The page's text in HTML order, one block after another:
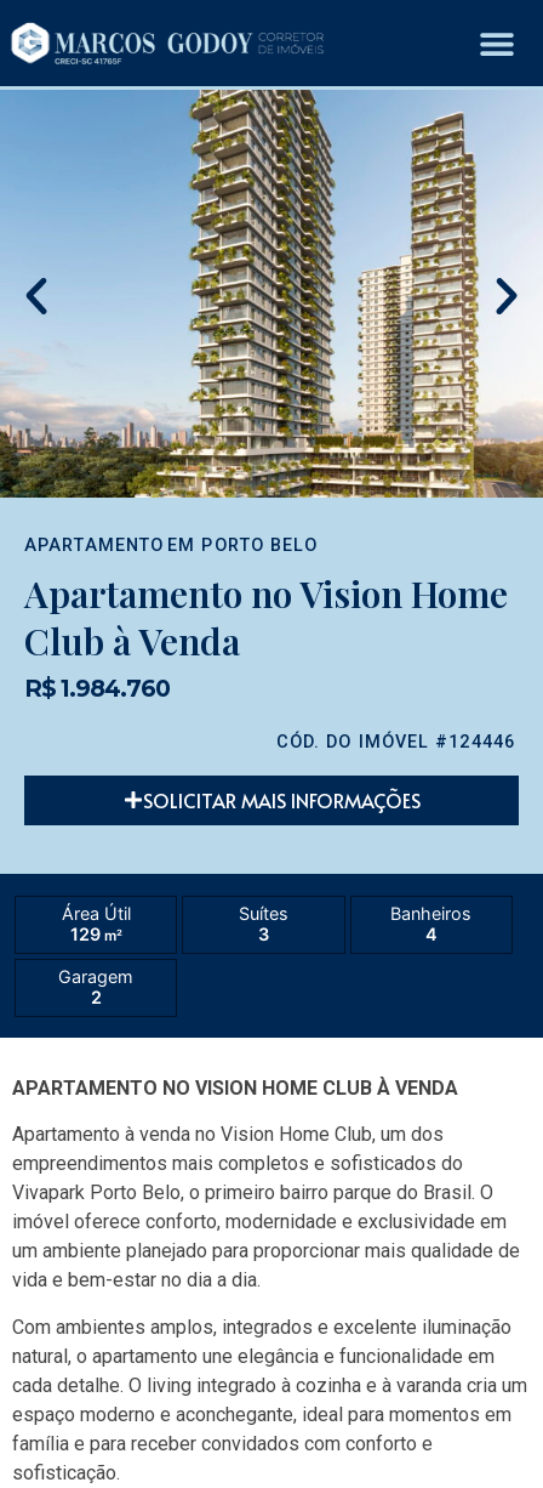
APARTAMENTO EM PORTO BELO
Apartamento no Vision Home
Club à Venda
R$ 1.984.760
CÓD. DO IMÓVEL #124446
SOLICITAR MAIS INFORMAÇÕES
Área Útil
129m²
Suítes
3
Banheiros
4
Garagem
2
APARTAMENTO NO VISION HOME CLUB À VENDA
Apartamento à venda no Vision Home Club, um dos
empreendimentos mais completos e sofisticados do
Vivapark Porto Belo, o primeiro bairro parque do Brasil. O
imóvel oferece conforto, modernidade e exclusividade em
um ambiente planejado para proporcionar mais qualidade de
vida e bem-estar no dia a dia.
Com ambientes amplos, integrados e excelente iluminação
natural, o apartamento une elegância e funcionalidade em
cada detalhe. O living integrado à cozinha e à varanda cria um
espaço moderno e aconchegante, ideal para momentos em
família e para receber convidados com conforto e
sofisticação.